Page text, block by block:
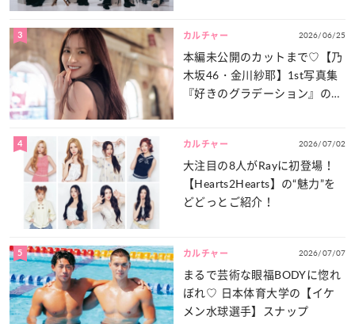
3 カルチャー 2026/06/25
本編未公開のカットまで♡【乃
木坂46・金川紗耶】1st写真集
『好きのグラデーション』の魅
4 カルチャー 2026/07/02
大注目の8人がRayに初登場！
【Hearts2Hearts】の“魅力”を
どどっとご紹介！
5 カルチャー 2026/07/07
まるで芸術な眼福BODYに惚れ
ぼれ♡ 日本体育大学の【イケ
メン水球選手】スナップ